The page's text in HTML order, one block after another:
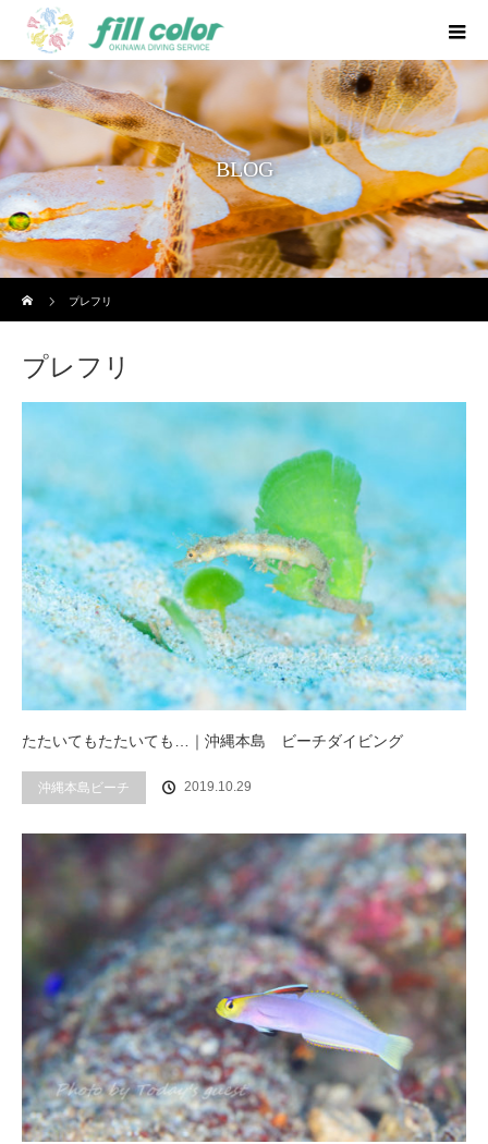
BLOG
プレフリ
プレフリ
たたいてもたたいても…｜沖縄本島 ビーチダイビング
沖縄本島ビーチ 2019.10.29